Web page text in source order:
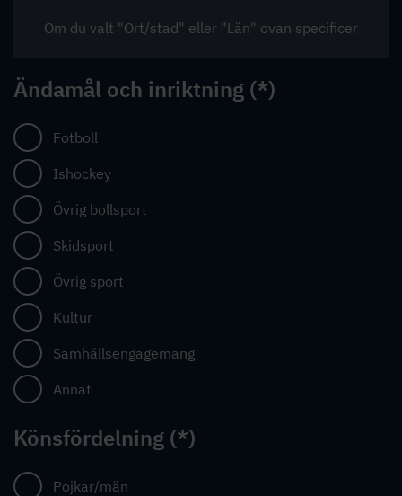
Ändamål och inriktning
Fotboll
Ishockey
Övrig bollsport
Skidsport
Övrig sport
Kultur
Samhällsengagemang
Annat
Könsfördelning
Pojkar/män